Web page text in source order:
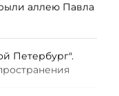
аллею Павла
Петербург".